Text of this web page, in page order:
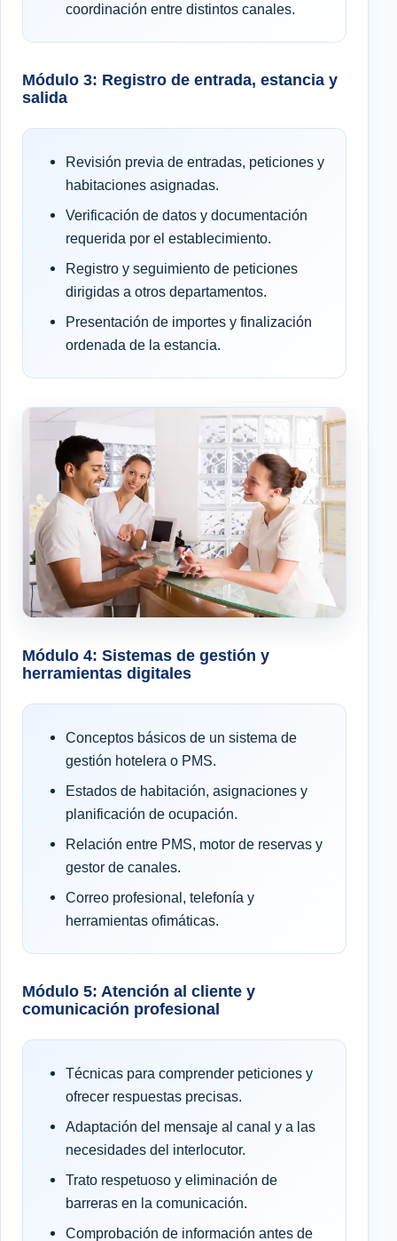
coordinación entre distintos canales.
Módulo 3: Registro de entrada, estancia y
salida
Revisión previa de entradas, peticiones y
habitaciones asignadas.
Verificación de datos y documentación
requerida por el establecimiento.
Registro y seguimiento de peticiones
dirigidas a otros departamentos.
Presentación de importes y finalización
ordenada de la estancia.
Módulo 4: Sistemas de gestión y
herramientas digitales
Conceptos básicos de un sistema de
gestión hotelera o PMS.
Estados de habitación, asignaciones y
planificación de ocupación.
Relación entre PMS, motor de reservas y
gestor de canales.
Correo profesional, telefonía y
herramientas ofimáticas.
Módulo 5: Atención al cliente y
comunicación profesional
Técnicas para comprender peticiones y
ofrecer respuestas precisas.
Adaptación del mensaje al canal y a las
necesidades del interlocutor.
Trato respetuoso y eliminación de
barreras en la comunicación.
Comprobación de información antes de